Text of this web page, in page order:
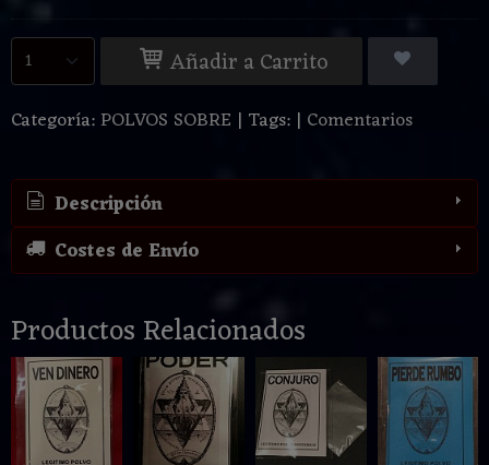
Añadir a Carrito
Categoría:POLVOS SOBRE | Tags: | Comentarios
Descripción
Costes de Envío
Productos Relacionados